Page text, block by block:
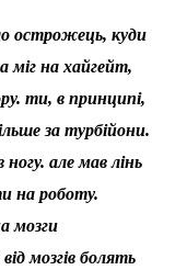
острожець, куди
міг на хайгейт,
ти, в принципі,
за турбійони.
але мав лінь
на роботу.
мозги
мозгів болять